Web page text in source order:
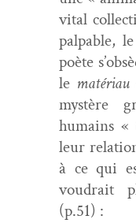
vital
pal­pa­ble,
poète
le matéri­au
mys­tère
humains
leur
à ce qui
voudrait
(p.51) :